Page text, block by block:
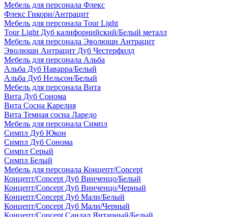
Мебель для персонала Флекс
Флекс Гикори/Антрацит
Мебель для персонала Tour Light
Tour Light Дуб калифорнийский/Белый металл
Мебель для персонала Эволюшн Антрацит
Эволюшн Антрацит Дуб Честерфилд
Мебель для персонала Альба
Альба Дуб Наварра/Белый
Альба Дуб Нельсон/Белый
Мебель для персонала Вита
Вита Дуб Сонома
Вита Сосна Карелия
Вита Темная сосна Ларедо
Мебель для персонала Симпл
Симпл Дуб Юкон
Симпл Дуб Сонома
Симпл Серый
Симпл Белый
Мебель для персонала Концепт/Concept
Концепт/Concept Дуб Винченцо/Белый
Концепт/Concept Дуб Винченцо/Черный
Концепт/Concept Дуб Мали/Белый
Концепт/Concept Дуб Мали/Черный
Концепт/Concept Сандал Янтарный/Белый